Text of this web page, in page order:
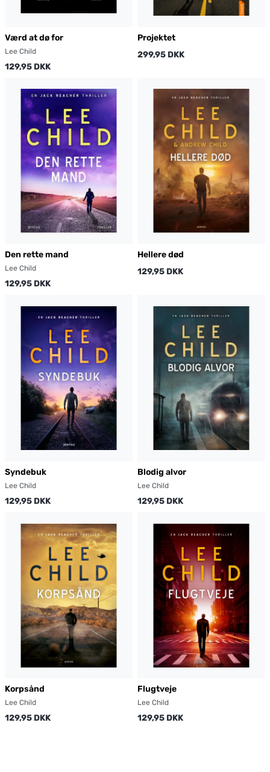
Værd at dø for
Lee Child
129,95 DKK
Projektet
299,95 DKK
Den rette mand
Lee Child
129,95 DKK
Hellere død
129,95 DKK
Syndebuk
Lee Child
129,95 DKK
Blodig alvor
Lee Child
129,95 DKK
Korpsånd
Lee Child
129,95 DKK
Flugtveje
Lee Child
129,95 DKK